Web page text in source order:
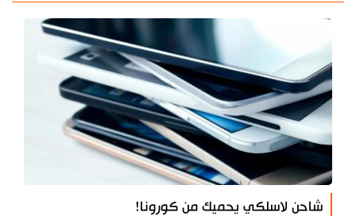
شاحن لاسلكي يحميك من كورونا!